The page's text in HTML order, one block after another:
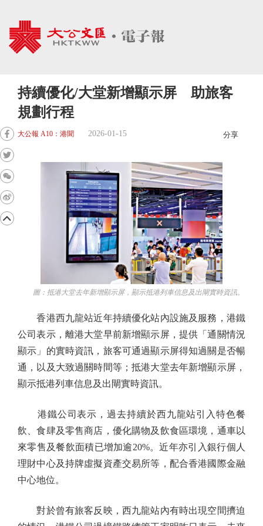
持續優化/大堂新增顯示屏 助旅客
規劃行程
大公報 A10：港聞 2026-01-15 分享
圖：抵港大堂去年新增顯示屏，顯示抵港列車信息及出閘實時資訊。
香港西九龍站近年持續優化站內設施及服務，港鐵
公司表示，離港大堂早前新增顯示屏，提供「通關情況
顯示」的實時資訊，旅客可通過顯示屏得知過關是否暢
通，以及大致過關時間等；抵港大堂去年新增顯示屏，
顯示抵港列車信息及出閘實時資訊。
港鐵公司表示，過去持續於西九龍站引入特色餐
飲、食肆及零售商店，優化購物及飲食區環境，通車以
來零售及餐飲面積已增加逾20%。近年亦引入銀行個人
理財中心及持牌虛擬資產交易所等，配合香港國際金融
中心地位。
對於曾有旅客反映，西九龍站內有時出現空間擠迫